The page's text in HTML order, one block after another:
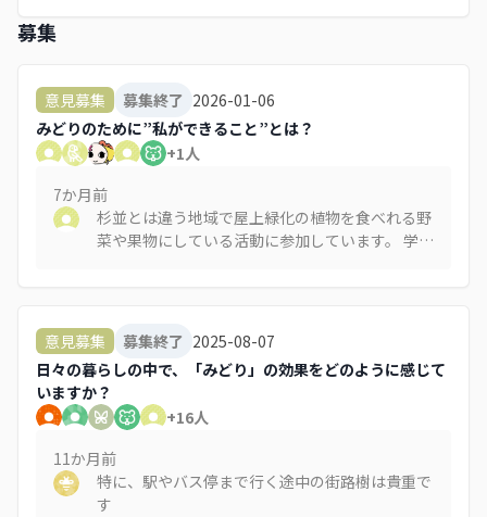
募集
意見募集 募集終了 2026-01-06
みどりのために”私ができること”とは？
+1人
7か月前
杉並とは違う地域で屋上緑化の植物を食べれる野
菜や果物にしている活動に参加しています。 学校
す。また、初心者にも野菜を育てる方法などの勉
強にもなります。そのような場所が増えてくると
良いなぁと思っております。
意見募集 募集終了 2025-08-07
日々の暮らしの中で、「みどり」の効果をどのように感じて
いますか？
+16人
11か月前
特に、駅やバス停まで行く途中の街路樹は貴重で
す